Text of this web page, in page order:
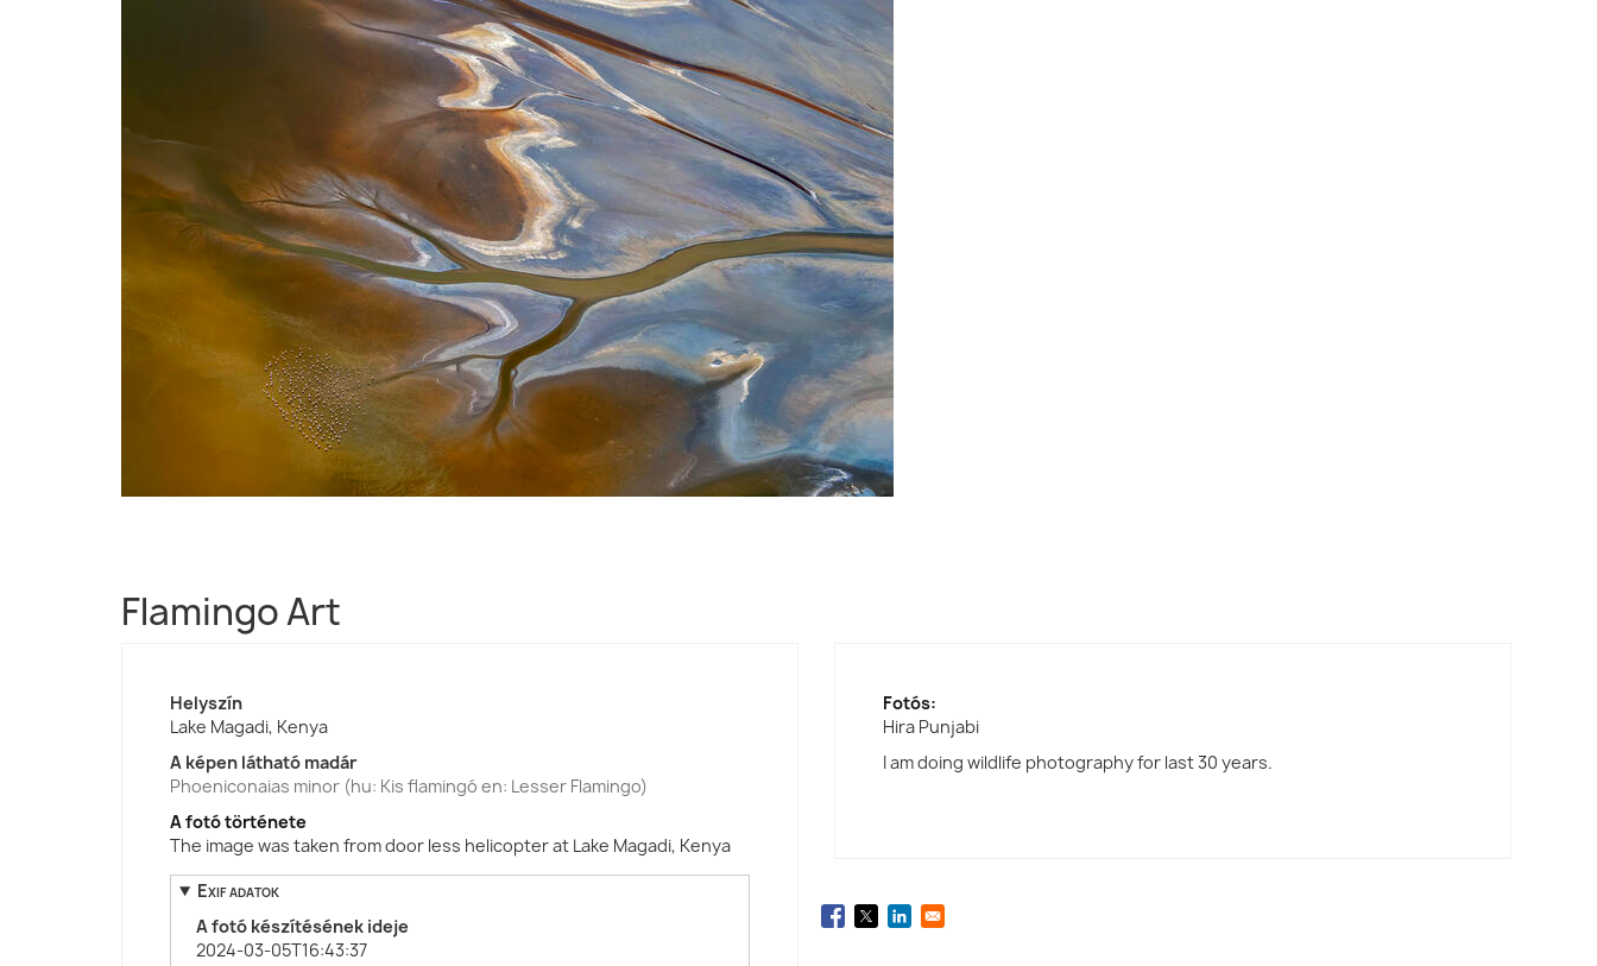
Flamingo Art
Helyszín
Lake Magadi, Kenya
A képen látható madár
Phoeniconaias minor (hu: Kis flamingó en: Lesser Flamingo)
A fotó története
The image was taken from door less helicopter at Lake Magadi, Kenya
Exif adatok
A fotó készítésének ideje
2024-03-05T16:43:37
Fotós:
Hira Punjabi
I am doing wildlife photography for last 30 years.